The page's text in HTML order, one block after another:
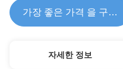
가장 좋은 가격 을 구하라
자세한 정보